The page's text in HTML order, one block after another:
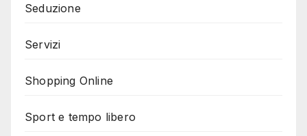
Seduzione
Servizi
Shopping Online
Sport e tempo libero